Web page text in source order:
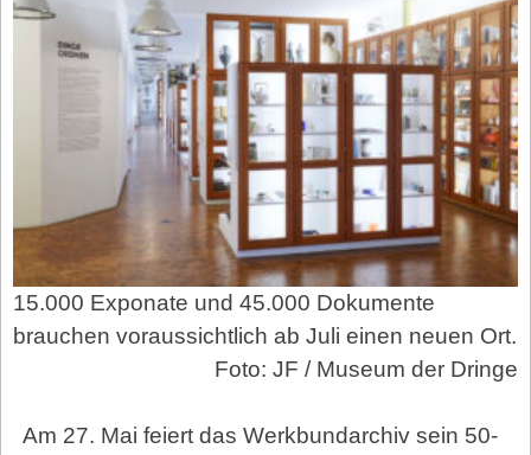
15.000 Exponate und 45.000 Dokumente
brauchen voraussichtlich ab Juli einen neuen Ort.
Foto: JF / Museum der Dringe
Am 27. Mai feiert das Werkbundarchiv sein 50-